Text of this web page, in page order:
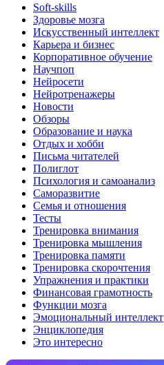
Soft-skills
Здоровье мозга
Искусственный интеллект
Карьера и бизнес
Корпоративное обучение
Научпоп
Нейросети
Нейротренажеры
Новости
Обзоры
Образование и наука
Отдых и хобби
Письма читателей
Полиглот
Психология и самоанализ
Саморазвитие
Семья и отношения
Тесты
Тренировка внимания
Тренировка мышления
Тренировка памяти
Тренировка скорочтения
Упражнения и практики
Финансовая грамотность
Функции мозга
Эмоциональный интеллект
Энциклопедия
Это интересно